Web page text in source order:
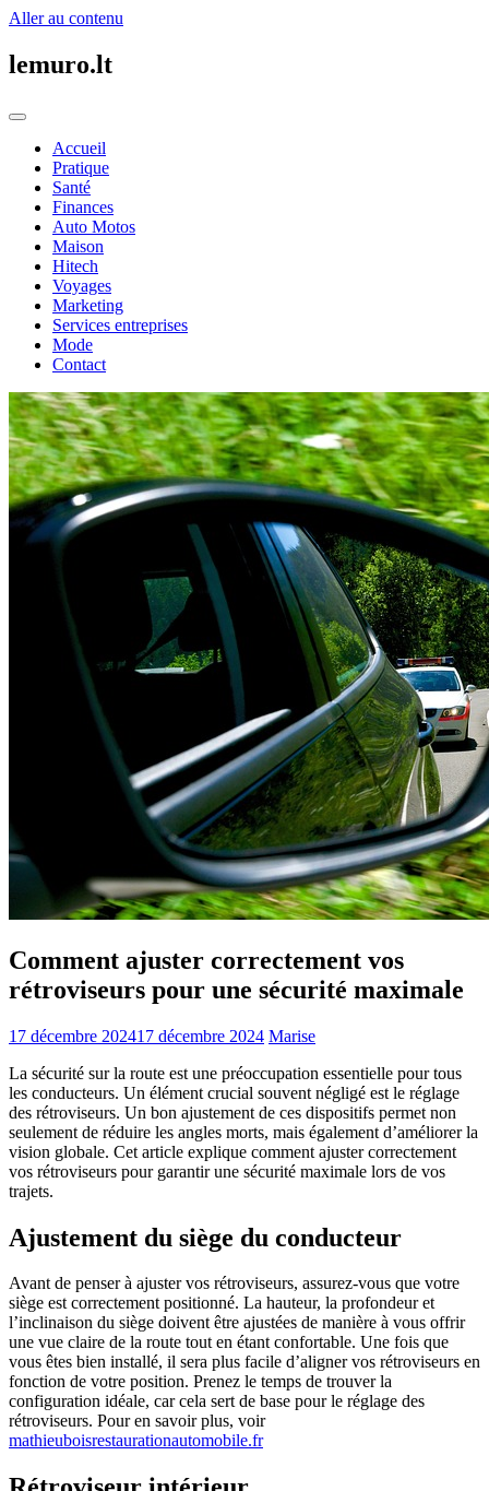
Aller au contenu
lemuro.lt
Accueil
Pratique
Santé
Finances
Auto Motos
Maison
Hitech
Voyages
Marketing
Services entreprises
Mode
Contact
Comment ajuster correctement vos
rétroviseurs pour une sécurité maximale
17 décembre 202417 décembre 2024 Marise
La sécurité sur la route est une préoccupation essentielle pour tous
les conducteurs. Un élément crucial souvent négligé est le réglage
des rétroviseurs. Un bon ajustement de ces dispositifs permet non
seulement de réduire les angles morts, mais également d’améliorer la
vision globale. Cet article explique comment ajuster correctement
vos rétroviseurs pour garantir une sécurité maximale lors de vos
trajets.
Ajustement du siège du conducteur
Avant de penser à ajuster vos rétroviseurs, assurez-vous que votre
siège est correctement positionné. La hauteur, la profondeur et
l’inclinaison du siège doivent être ajustées de manière à vous offrir
une vue claire de la route tout en étant confortable. Une fois que
vous êtes bien installé, il sera plus facile d’aligner vos rétroviseurs en
fonction de votre position. Prenez le temps de trouver la
configuration idéale, car cela sert de base pour le réglage des
rétroviseurs. Pour en savoir plus, voir
mathieuboisrestaurationautomobile.fr